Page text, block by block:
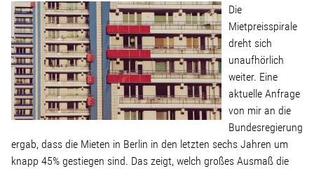
Die
Mietpreisspirale
dreht sich
unaufhörlich
weiter. Eine
aktuelle Anfrage
von mir an die
Bundesregierung
ergab, dass die Mieten in Berlin in den letzten sechs Jahren um
knapp 45% gestiegen sind. Das zeigt, welch großes Ausmaß die